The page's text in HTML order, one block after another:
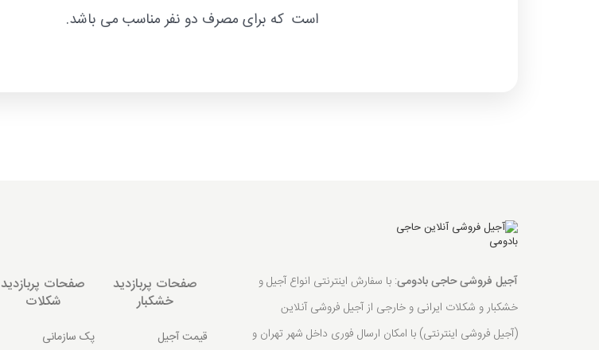
است که برای مصرف دو نفر مناسب می باشد.
آجیل فروشی حاجی بادومی: با سفارش اینترنتی انواع آجیل و
خشکبار و شکلات ایرانی و خارجی از آجیل فروشی آنلاین
(آجیل فروشی اینترنتی) با امکان ارسال فوری داخل شهر تهران و
صفحات پربازدید
خشکبار
قیمت آجیل
صفحات پربازدید
شکلات
پک سازمانی